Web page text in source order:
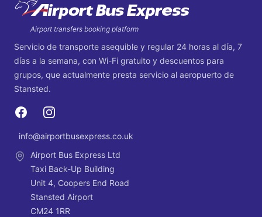
Airport transfers booking platform
Servicio de transporte asequible y regular 24 horas al día, 7
días a la semana, con Wi-Fi gratuito y descuentos para
grupos, que actualmente presta servicio al aeropuerto de
Stansted.
FacebookInstagram
Email
info@airportbusexpress.co.uk
Airport Bus Express Ltd
Taxi Back-Up Building
Unit 4, Coopers End Road
Stansted Airport
CM24 1RR